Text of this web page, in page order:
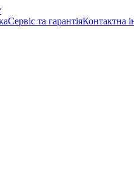
Сервіс та гарантіяКонтактна